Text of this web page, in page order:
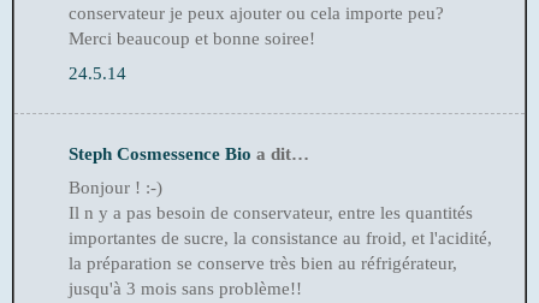
conservateur je peux ajouter ou cela importe peu?
Merci beaucoup et bonne soiree!
24.5.14
Steph Cosmessence Bio a dit…
Bonjour ! :-)
Il n y a pas besoin de conservateur, entre les quantités
importantes de sucre, la consistance au froid, et l'acidité,
la préparation se conserve très bien au réfrigérateur,
jusqu'à 3 mois sans problème!!